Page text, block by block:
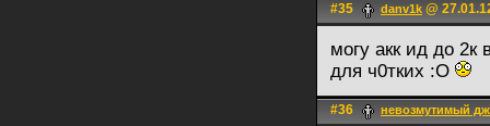
#35 danv1k @
могу акк ид до 2к
для ч0тких :О
#36 невозмутимый